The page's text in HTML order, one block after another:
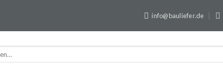
info@bauliefer.de